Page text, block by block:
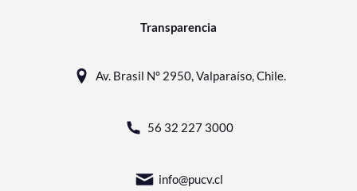
Transparencia
Av. Brasil N° 2950, Valparaíso, Chile.
56 32 227 3000
info@pucv.cl